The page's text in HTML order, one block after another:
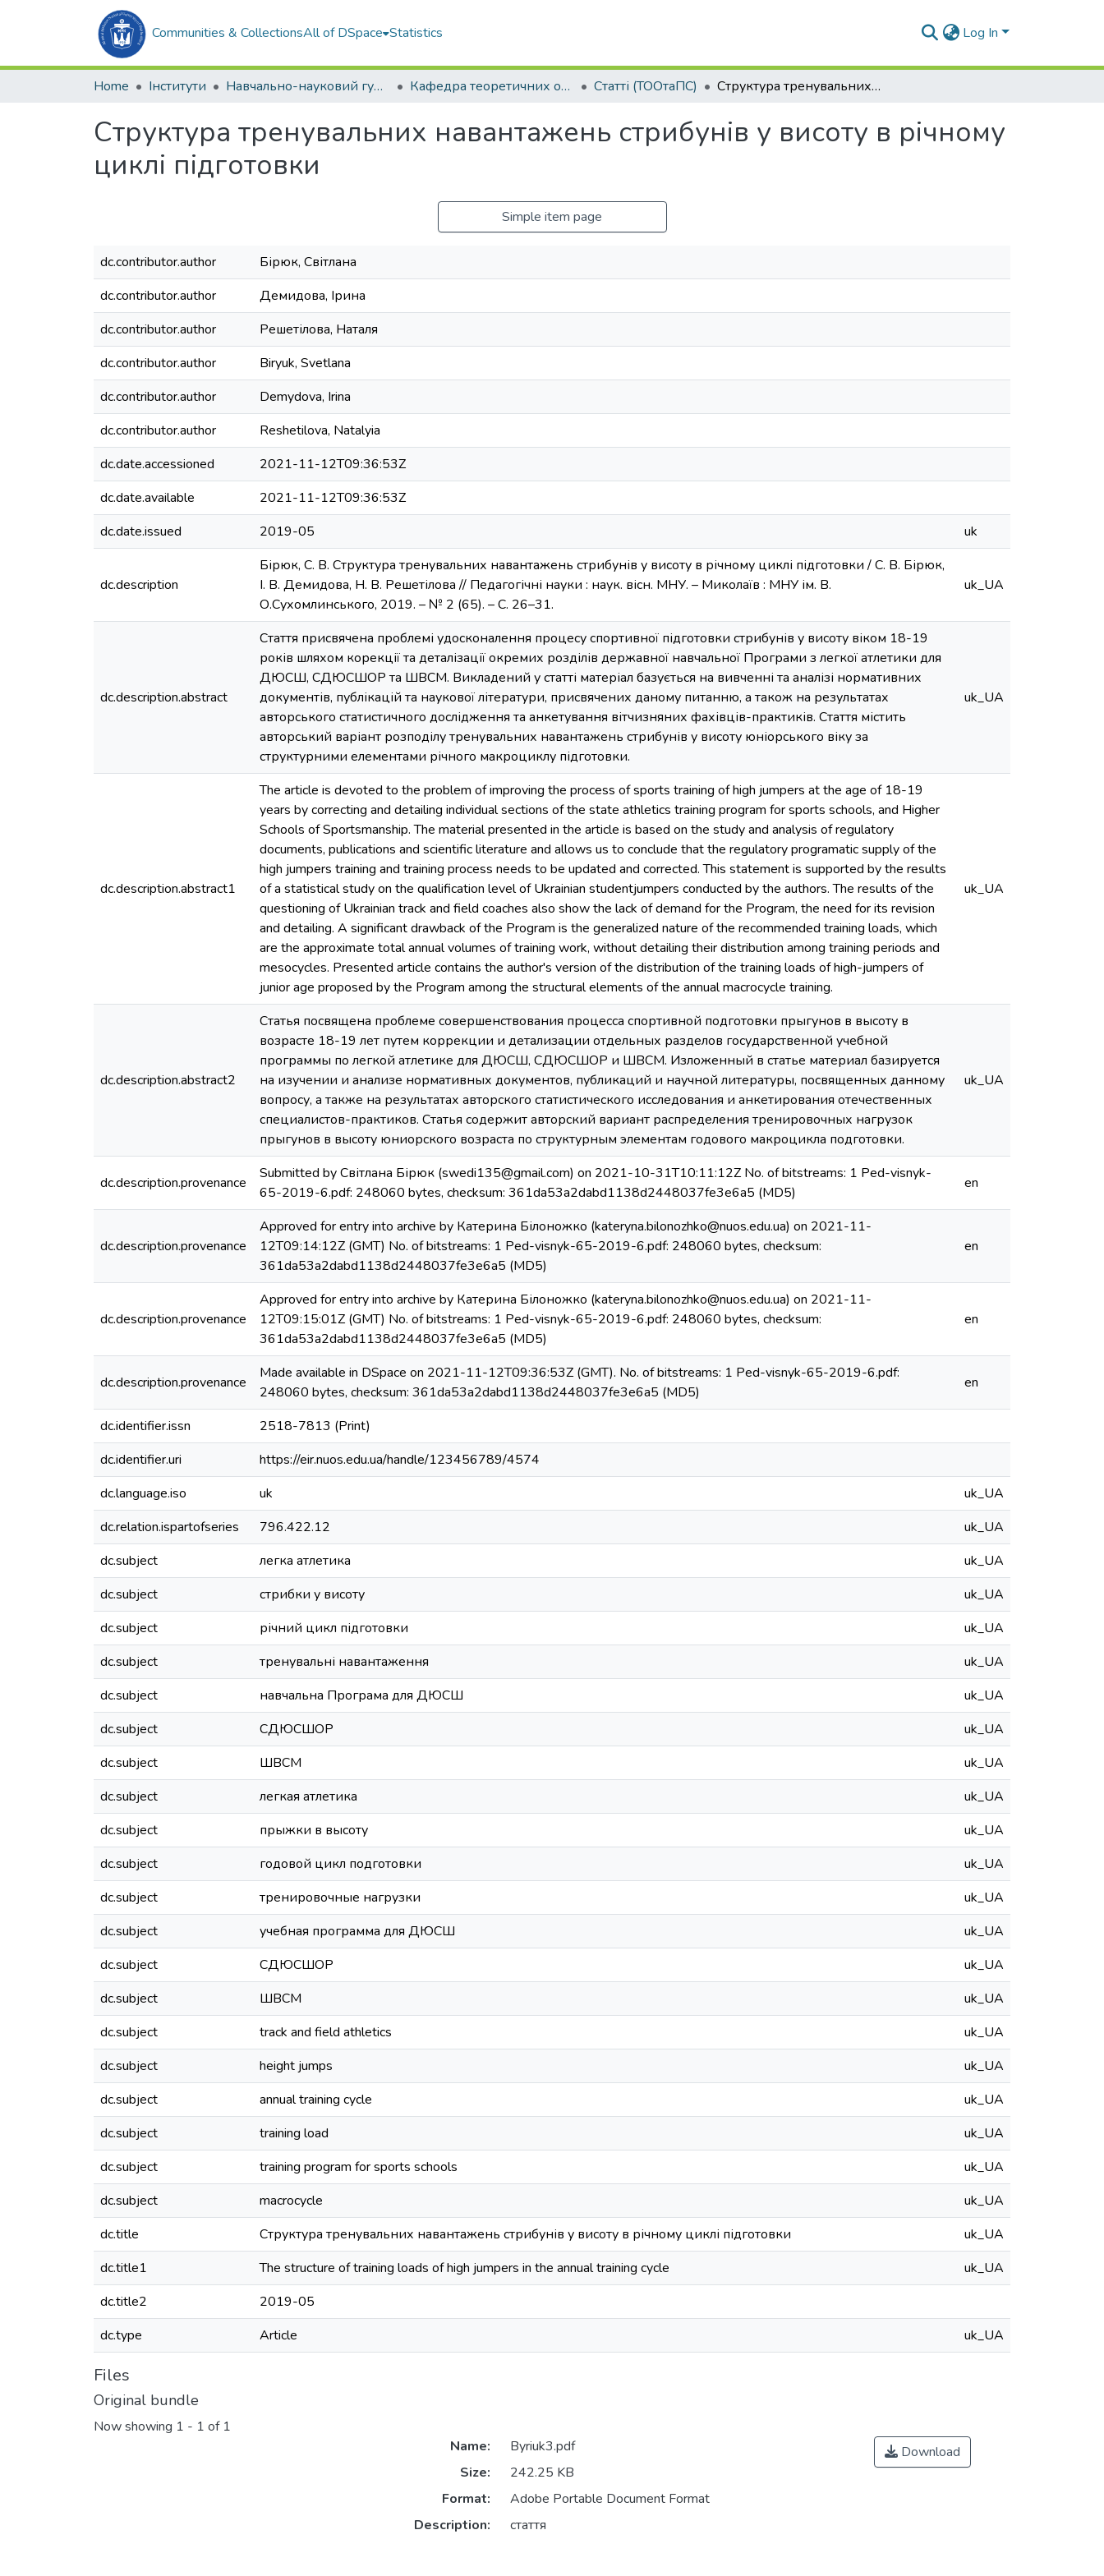
Communities & CollectionsAll of DSpace Statistics Log In
Home Інститути Навчально-науковий гуманітарний інститут (ННГІ) Кафедра теоретичних основ олімпійського та професійного спорту (ТООтаПС) Статті (ТООтаПС) Структура тренувальних навантажень стрибунів у висоту в річному циклі підготовки
Структура тренувальних навантажень стрибунів у висоту в річному
циклі підготовки
Simple item page
dc.contributor.author
Бірюк, Світлана
dc.contributor.author
Демидова, Ірина
dc.contributor.author
Решетілова, Наталя
dc.contributor.author
Biryuk, Svetlana
dc.contributor.author
Demydova, Irina
dc.contributor.author
Reshetilova, Natalyia
dc.date.accessioned
2021-11-12T09:36:53Z
dc.date.available
2021-11-12T09:36:53Z
dc.date.issued
2019-05 uk
dc.description
Бірюк, С. В. Структура тренувальних навантажень стрибунів у висоту в річному циклі підготовки / С. В. Бірюк,
І. В. Демидова, Н. В. Решетілова // Педагогічні науки : наук. вісн. МНУ. – Миколаїв : МНУ ім. В.
О.Сухомлинського, 2019. – № 2 (65). – С. 26–31.
uk_UA
dc.description.abstract
Стаття присвячена проблемі удосконалення процесу спортивної підготовки стрибунів у висоту віком 18-19
років шляхом корекції та деталізації окремих розділів державної навчальної Програми з легкої атлетики для
ДЮСШ, СДЮСШОР та ШВСМ. Викладений у статті матеріал базується на вивченні та аналізі нормативних
документів, публікацій та наукової літератури, присвячених даному питанню, а також на результатах
авторського статистичного дослідження та анкетування вітчизняних фахівців-практиків. Стаття містить
авторський варіант розподілу тренувальних навантажень стрибунів у висоту юніорського віку за
структурними елементами річного макроциклу підготовки.
uk_UA
dc.description.abstract1
The article is devoted to the problem of improving the process of sports training of high jumpers at the age of 18-19
years by correcting and detailing individual sections of the state athletics training program for sports schools, and Higher
Schools of Sportsmanship. The material presented in the article is based on the study and analysis of regulatory
documents, publications and scientific literature and allows us to conclude that the regulatory programatic supply of the
high jumpers training and training process needs to be updated and corrected. This statement is supported by the results
of a statistical study on the qualification level of Ukrainian studentjumpers conducted by the authors. The results of the
questioning of Ukrainian track and field coaches also show the lack of demand for the Program, the need for its revision
and detailing. A significant drawback of the Program is the generalized nature of the recommended training loads, which
are the approximate total annual volumes of training work, without detailing their distribution among training periods and
mesocycles. Presented article contains the author's version of the distribution of the training loads of high-jumpers of
junior age proposed by the Program among the structural elements of the annual macrocycle training.
uk_UA
dc.description.abstract2
Статья посвящена проблеме совершенствования процесса спортивной подготовки прыгунов в высоту в
возрасте 18-19 лет путем коррекции и детализации отдельных разделов государственной учебной
программы по легкой атлетике для ДЮСШ, СДЮСШОР и ШВСМ. Изложенный в статье материал базируется
на изучении и анализе нормативных документов, публикаций и научной литературы, посвященных данному
вопросу, а также на результатах авторского статистического исследования и анкетирования отечественных
специалистов-практиков. Статья содержит авторский вариант распределения тренировочных нагрузок
прыгунов в высоту юниорского возраста по структурным элементам годового макроцикла подготовки.
uk_UA
dc.description.provenance
Submitted by Світлана Бірюк (swedi135@gmail.com) on 2021-10-31T10:11:12Z No. of bitstreams: 1 Ped-visnyk-
65-2019-6.pdf: 248060 bytes, checksum: 361da53a2dabd1138d2448037fe3e6a5 (MD5)
en
dc.description.provenance
Approved for entry into archive by Катерина Білоножко (kateryna.bilonozhko@nuos.edu.ua) on 2021-11-
12T09:14:12Z (GMT) No. of bitstreams: 1 Ped-visnyk-65-2019-6.pdf: 248060 bytes, checksum:
361da53a2dabd1138d2448037fe3e6a5 (MD5)
en
dc.description.provenance
Approved for entry into archive by Катерина Білоножко (kateryna.bilonozhko@nuos.edu.ua) on 2021-11-
12T09:15:01Z (GMT) No. of bitstreams: 1 Ped-visnyk-65-2019-6.pdf: 248060 bytes, checksum:
361da53a2dabd1138d2448037fe3e6a5 (MD5)
en
dc.description.provenance
Made available in DSpace on 2021-11-12T09:36:53Z (GMT). No. of bitstreams: 1 Ped-visnyk-65-2019-6.pdf:
248060 bytes, checksum: 361da53a2dabd1138d2448037fe3e6a5 (MD5)
en
dc.identifier.issn
2518-7813 (Print)
dc.identifier.uri
https://eir.nuos.edu.ua/handle/123456789/4574
dc.language.iso
uk
uk_UA
dc.relation.ispartofseries
796.422.12
uk_UA
dc.subject
легка атлетика
uk_UA
dc.subject
стрибки у висоту
uk_UA
dc.subject
річний цикл підготовки
uk_UA
dc.subject
тренувальні навантаження
uk_UA
dc.subject
навчальна Програма для ДЮСШ
uk_UA
dc.subject
СДЮСШОР
uk_UA
dc.subject
ШВСМ
uk_UA
dc.subject
легкая атлетика
uk_UA
dc.subject
прыжки в высоту
uk_UA
dc.subject
годовой цикл подготовки
uk_UA
dc.subject
тренировочные нагрузки
uk_UA
dc.subject
учебная программа для ДЮСШ
uk_UA
dc.subject
СДЮСШОР
uk_UA
dc.subject
ШВСМ
uk_UA
dc.subject
track and field athletics
uk_UA
dc.subject
height jumps
uk_UA
dc.subject
annual training cycle
uk_UA
dc.subject
training load
uk_UA
dc.subject
training program for sports schools
uk_UA
dc.subject
macrocycle
uk_UA
dc.title
Структура тренувальних навантажень стрибунів у висоту в річному циклі підготовки
uk_UA
dc.title1
The structure of training loads of high jumpers in the annual training cycle
uk_UA
dc.title2
2019-05
dc.type
Article uk_UA
Files
Original bundle
Now showing 1 - 1 of 1
Name:
Byriuk3.pdf
Size:
242.25 KB
Format:
Adobe Portable Document Format
Description:
стаття
Download